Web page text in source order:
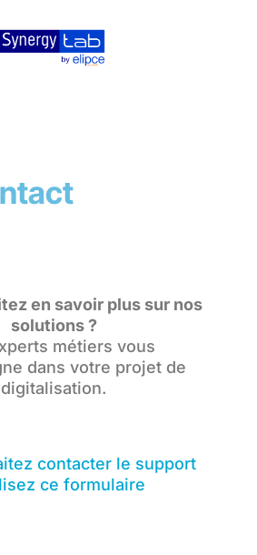
en savoir plus sur nos
solutions ?
métiers vous
dans votre projet de
digitalisation.
contacter le support
ce formulaire